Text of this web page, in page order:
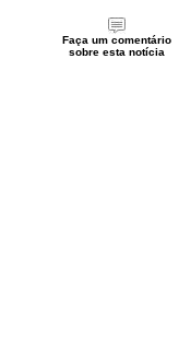
Faça um comentário
sobre esta notícia